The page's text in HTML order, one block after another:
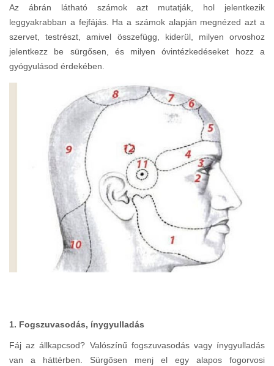
Az ábrán látható számok azt mutatják, hol jelentkezik
leggyakrabban a fejfájás. Ha a számok alapján megnézed azt a
szervet, testrészt, amivel összefügg, kiderül, milyen orvoshoz
jelentkezz be sürgősen, és milyen óvintézkedéseket hozz a
gyógyulásod érdekében.
1. Fogszuvasodás, ínygyulladás
Fáj az állkapcsod? Valószínű fogszuvasodás vagy ínygyulladás
van a háttérben. Sürgősen menj el egy alapos fogorvosi